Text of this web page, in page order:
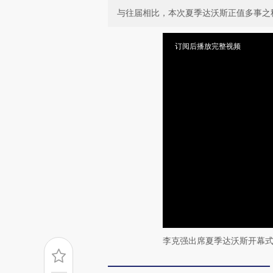
与往届相比，本次夏季达沃斯正值多事之
订阅后播放完整视频
李克强出席夏季达沃斯开幕式